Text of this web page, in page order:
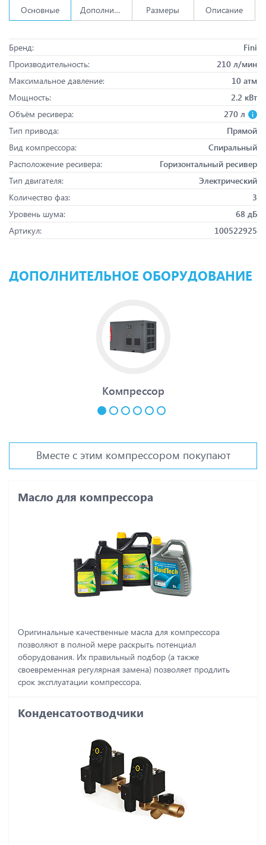
Основные Дополнительно Размеры Описание
Бренд:
Fini
Производительность:
210 л/мин
Максимальное давление:
10 атм
Мощность:
2.2 кВт
Объём ресивера:
270 л
Тип привода:
Прямой
Вид компрессора:
Спиральный
Расположение ресивера:
Горизонтальный ресивер
Тип двигателя:
Электрический
Количество фаз:
3
Уровень шума:
68 дБ
Артикул:
100522925
ДОПОЛНИТЕЛЬНОЕ ОБОРУДОВАНИЕ
Компрессор
Вместе с этим компрессором покупают
Масло для компрессора
Оригинальные качественные масла для компрессора
позволяют в полной мере раскрыть потенциал
оборудования. Их правильный подбор (а также
своевременная регулярная замена) позволяет продлить
срок эксплуатации компрессора.
Конденсатоотводчики